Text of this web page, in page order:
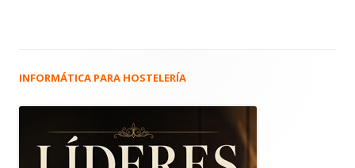
Barra
principal
INFORMÁTICA PARA HOSTELERÍA